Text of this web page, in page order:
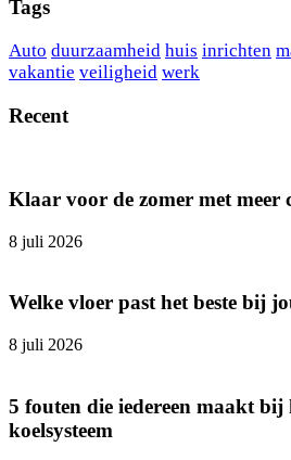
Tags
Auto duurzaamheid huis inrichten
vakantie veiligheid werk
Recent
Klaar voor de zomer met meer
8 juli 2026
Welke vloer past het beste bij
8 juli 2026
5 fouten die iedereen maakt bij
koelsysteem